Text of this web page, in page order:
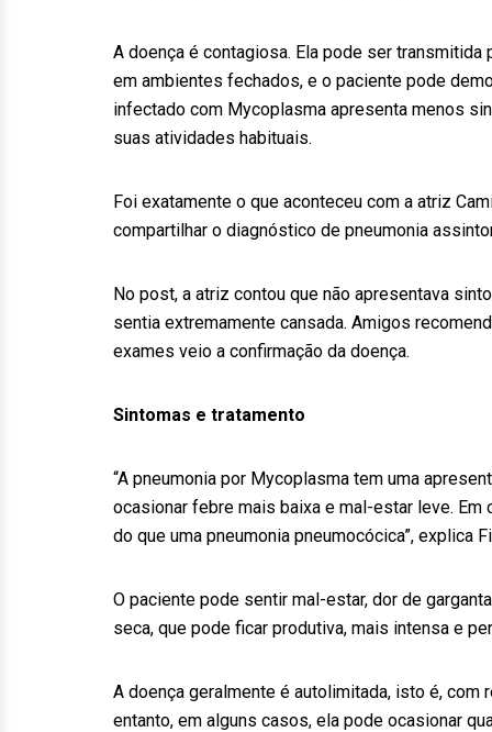
A doença é contagiosa. Ela pode ser
em ambientes fechados, e o paciente pode
infectado com Mycoplasma apresenta menos
suas atividades habituais.
Foi exatamente o que aconteceu com a atriz
compartilhar o diagnóstico de pneumonia
No post, a atriz contou que não apresentava
sentia extremamente cansada. Amigos
exames veio a confirmação da doença.
Sintomas e tratamento
“A pneumonia por Mycoplasma tem uma
ocasionar febre mais baixa e mal-estar leve.
do que uma pneumonia pneumocócica”, explica
O paciente pode sentir mal-estar, dor de
seca, que pode ficar produtiva, mais intensa e
A doença geralmente é autolimitada, isto é,
entanto, em alguns casos, ela pode ocasionar